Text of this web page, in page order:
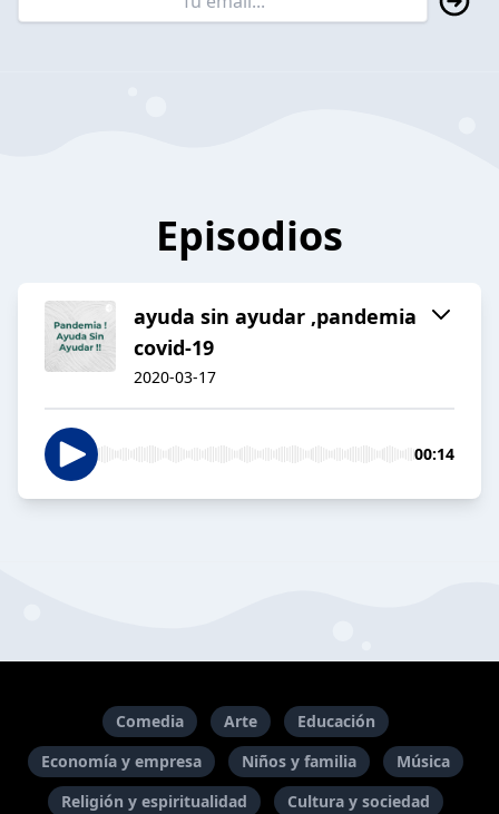
Episodios
ayuda sin ayudar ,pandemia
covid-19
2020-03-17
00:14
Comedia Arte
Educación
Economía y empresa
Niños y familia
Música
Religión y espiritualidad
Cultura y sociedad